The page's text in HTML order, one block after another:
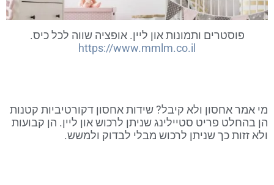
פוסטרים ותמונות און ליין. אופציה שווה לכל כיס.
https://www.mmlm.co.il
מי אמר אחסון ולא קיבל? שידות אחסון דקורטיביות קטנות
הן בהחלט פריט סטיילינג שניתן לרכוש און ליין. הן קבועות
ולא זזות כך שניתן לרכוש מבלי לבדוק ולמשש.